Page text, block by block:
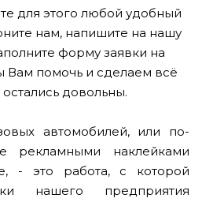
для этого любой удобный
нам, напишите на нашу
форму заявки на
Вам помочь и сделаем всё
довольны.
автомобилей, или по-
рекламными наклейками
- это работа, с которой
нашего предприятия